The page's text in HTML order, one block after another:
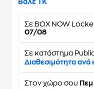
Βάλε ΤΚ
Σε BOX NOW
07/08
Σε κατάστημα
Διαθεσιμότητα ανά
Στον χώρο σου